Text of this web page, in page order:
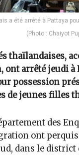
a été arrêté à Pattaya
(Photo : Chaiyot
thaïlandaises,
ont arrêté jeudi à
possession
de jeunes filles
des
ont
dans le district